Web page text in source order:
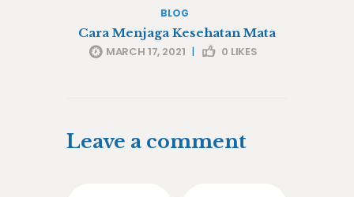
BLOG
Cara Menjaga Kesehatan Mata
MARCH 17, 2021 | 0 LIKES
Leave a comment